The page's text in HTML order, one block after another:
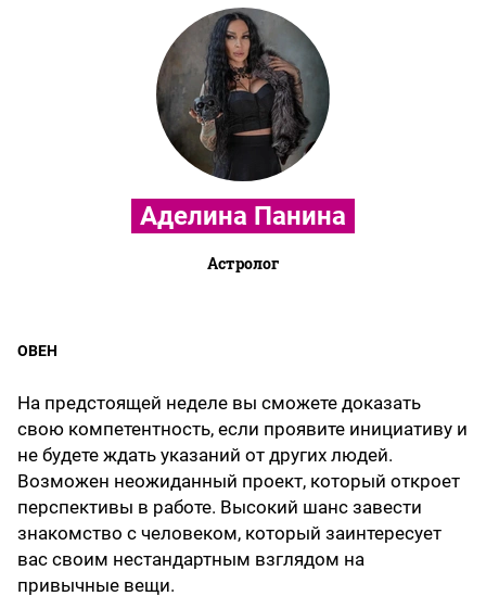
Аделина Панина
Астролог
ОВЕН
На предстоящей неделе вы сможете доказать
свою компетентность, если проявите инициативу и
не будете ждать указаний от других людей.
Возможен неожиданный проект, который откроет
перспективы в работе. Высокий шанс завести
знакомство с человеком, который заинтересует
вас своим нестандартным взглядом на
привычные вещи.